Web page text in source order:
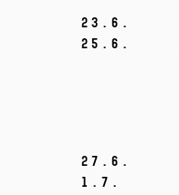
23. 6.
25. 6.
27. 6.
1. 7.